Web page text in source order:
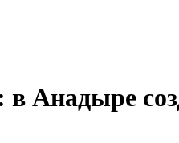
в Анадыре